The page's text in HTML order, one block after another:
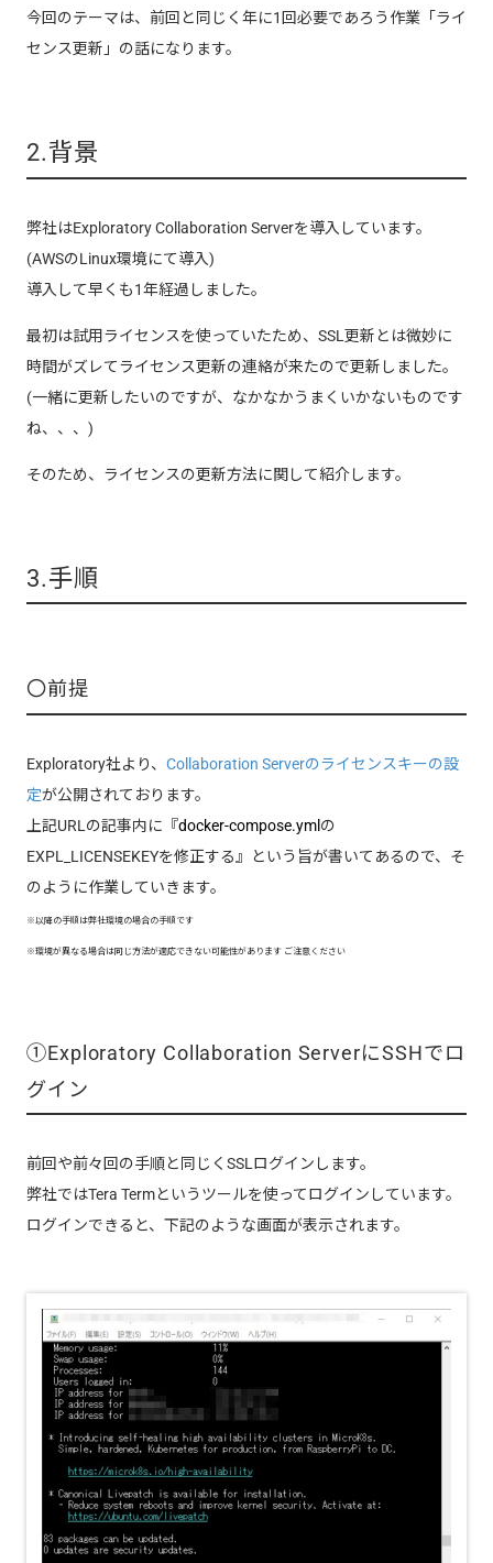
今回のテーマは、前回と同じく年に1回必要であろう作業「ライ
センス更新」の話になります。
2.背景
弊社はExploratory Collaboration Serverを導入しています。
(AWSのLinux環境にて導入)
導入して早くも1年経過しました。
最初は試用ライセンスを使っていたため、SSL更新とは微妙に
時間がズレてライセンス更新の連絡が来たので更新しました。
(一緒に更新したいのですが、なかなかうまくいかないものです
ね、、、)
そのため、ライセンスの更新方法に関して紹介します。
3.手順
〇前提
Exploratory社より、 Collaboration Serverのライセンスキーの設
定が公開されております。
上記URLの記事内に『docker-compose.yml の
EXPL_LICENSEKEYを修正する』という旨が書いてあるので、そ
のように作業していきます。
※以降の手順は弊社環境の場合の手順です
※環境が異なる場合は同じ方法が適応できない可能性があります ご注意ください
①Exploratory Collaboration ServerにSSHでロ
グイン
前回や前々回の手順と同じくSSLログインします。
弊社ではTera Termというツールを使ってログインしています。
ログインできると、下記のような画面が表示されます。